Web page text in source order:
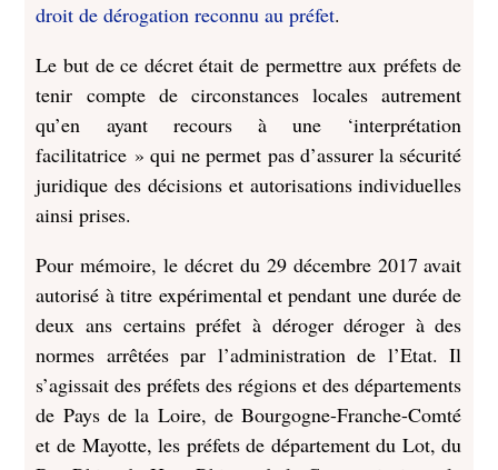
droit de dérogation reconnu au préfet.
Le but de ce décret était de permettre aux préfets de
tenir compte de circonstances locales autrement
qu’en ayant recours à une ‘interprétation
facilitatrice » qui ne permet pas d’assurer la sécurité
juridique des décisions et autorisations individuelles
ainsi prises.
Pour mémoire, le décret du 29 décembre 2017 avait
autorisé à titre expérimental et pendant une durée de
deux ans certains préfet à déroger déroger à des
normes arrêtées par l’administration de l’Etat. Il
s’agissait des préfets des régions et des départements
de Pays de la Loire, de Bourgogne-Franche-Comté
et de Mayotte, les préfets de département du Lot, du